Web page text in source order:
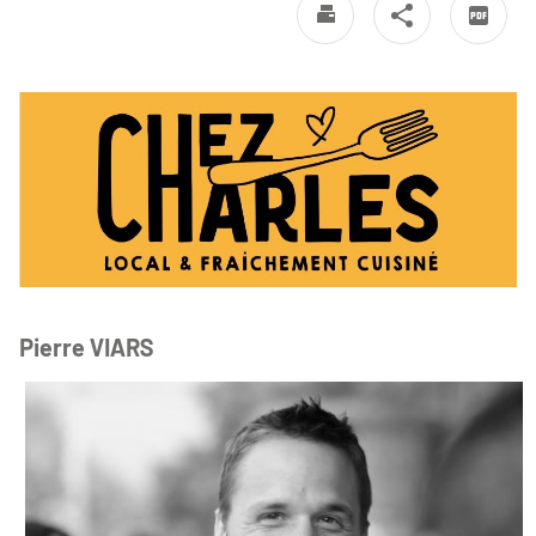
Pierre VIARS